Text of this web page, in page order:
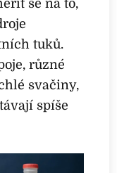
se na to,
tuků.
různé
svačiny,
spíše